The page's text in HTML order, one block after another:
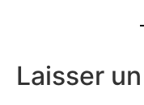
Laisser